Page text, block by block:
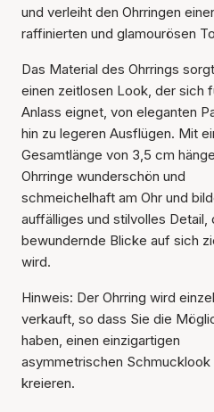
Warenkorb
und verleiht den Ohrringen
raffinierten und glamourösen
Das Material des Ohrrings
einen zeitlosen Look, der sich
Anlass eignet, von eleganten
hin zu legeren Ausflügen. Mit
Gesamtlänge von 3,5 cm
Ohrringe wunderschön und
schmeichelhaft am Ohr und
auffälliges und stilvolles Detail,
bewundernde Blicke auf sich
wird.
Hinweis: Der Ohrring wird
verkauft, so dass Sie die
haben, einen einzigartigen
asymmetrischen Schmucklook
kreieren.